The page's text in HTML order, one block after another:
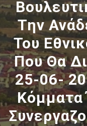
Την
Του
Που Θα
25-06-
Κόμματα